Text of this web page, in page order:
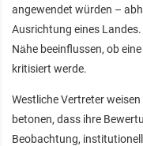
angewendet würden –
Ausrichtung eines
Nähe beeinflussen, ob
kritisiert werde.
Westliche Vertreter
betonen, dass ihre
Beobachtung,